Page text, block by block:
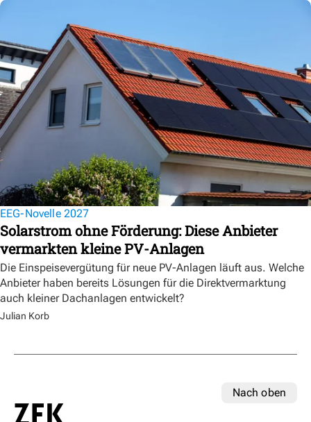
EEG-Novelle 2027
Solarstrom ohne Förderung: Diese Anbieter
vermarkten kleine PV-Anlagen
Die Einspeisevergütung für neue PV-Anlagen läuft aus. Welche
Anbieter haben bereits Lösungen für die Direktvermarktung
auch kleiner Dachanlagen entwickelt?
Julian Korb
Nach oben